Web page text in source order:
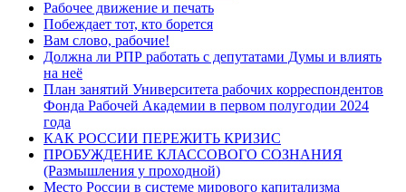
Рабочее движение и печать
Побеждает тот, кто борется
Вам слово, рабочие!
Должна ли РПР работать с депутатами Думы и влиять
на неё
План занятий Университета рабочих корреспондентов
Фонда Рабочей Академии в первом полугодии 2024
года
КАК РОССИИ ПЕРЕЖИТЬ КРИЗИС
ПРОБУЖДЕНИЕ КЛАССОВОГО СОЗНАНИЯ
(Размышления у проходной)
Место России в системе мирового капитализма